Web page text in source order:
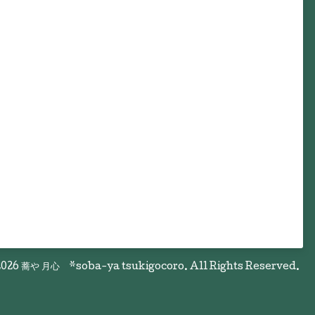
蕎や 月心 *soba-ya tsukigocoro. All Rights Reserved.